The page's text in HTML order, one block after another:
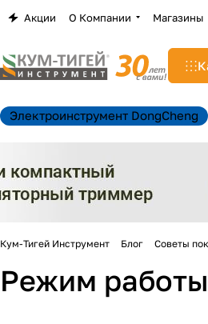
Акции О Компании Магазины
Электроинструмент DongCheng
Кум-Тигей Инструмент Блог Советы
Режим